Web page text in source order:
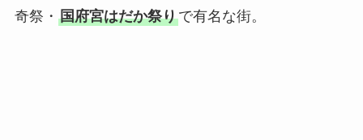
奇祭・ 国府宮はだか祭りで有名な街。